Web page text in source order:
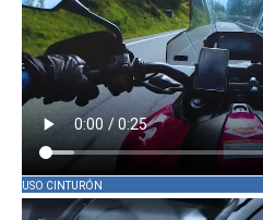
USO CINTURÓN